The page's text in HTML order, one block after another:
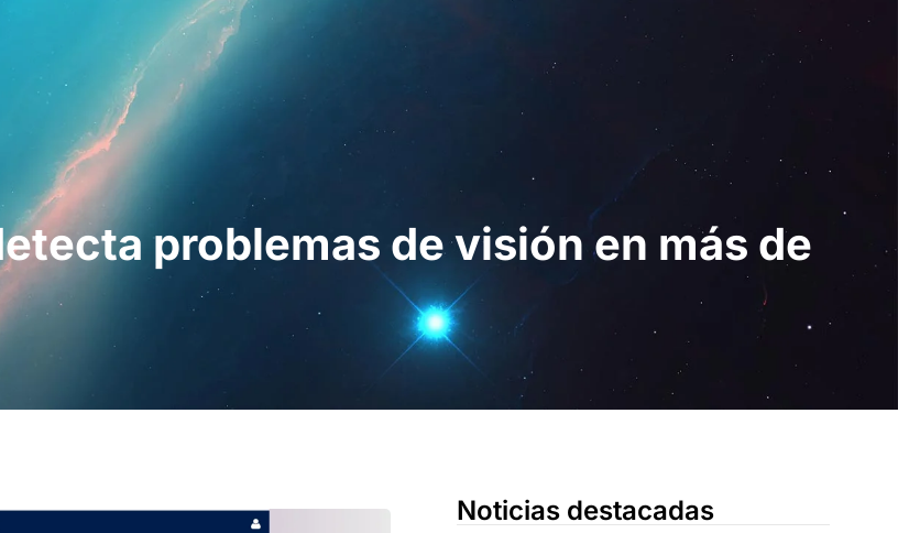
Para pacientes
Solicita una
problemas de visión en más de
Noticias destacadas